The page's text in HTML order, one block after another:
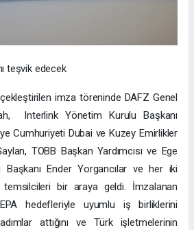
teşvik edecek
imza töreninde DAFZ Genel
Interlink Yönetim Kurulu Başkanı
Cumhuriyeti Dubai ve Kuzey Emirlikler
TOBB Başkan Yardımcısı ve Ege
Başkanı Ender Yorgancılar ve her iki
bir araya geldi. İmzalanan
hedefleriyle uyumlu iş birliklerini
attığını ve Türk işletmelerinin